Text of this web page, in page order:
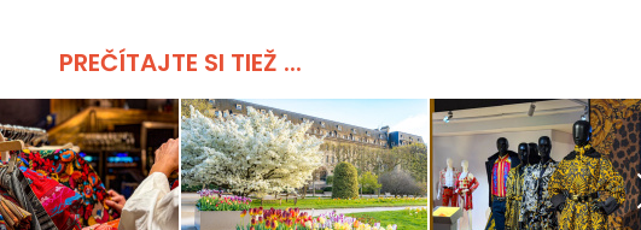
PREČÍTAJTE SI TIEŽ ...